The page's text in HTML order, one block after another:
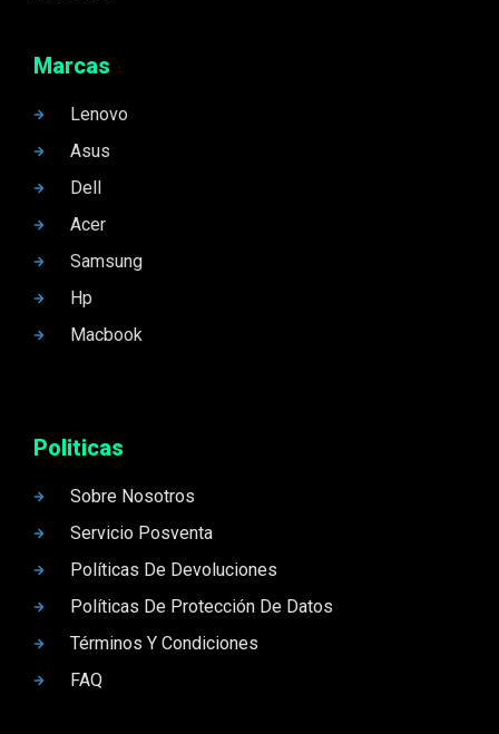
Marcas
Lenovo
Asus
Dell
Acer
Samsung
Hp
Macbook
Politicas
Sobre Nosotros
Servicio Posventa
Políticas De Devoluciones
Políticas De Protección De Datos
Términos Y Condiciones
FAQ